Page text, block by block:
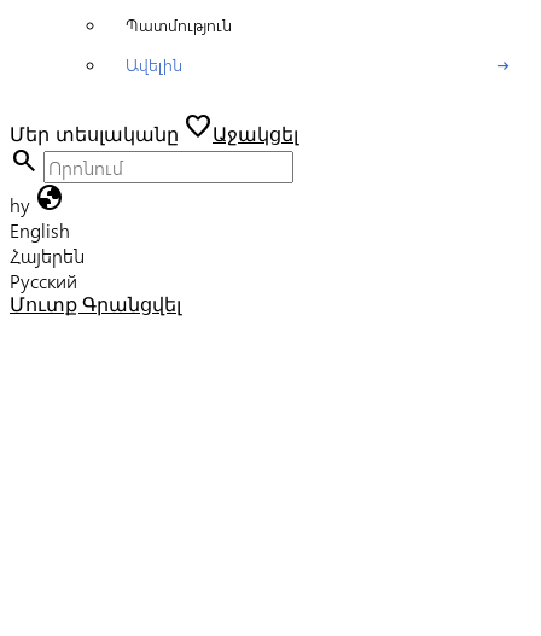
Պատմություն
Ավելին
arrow_right_alt
Մեր տեսլականը favoriteԱջակցել
search
hy globe
English
Հայերեն
Русский
Մուտք Գրանցվել